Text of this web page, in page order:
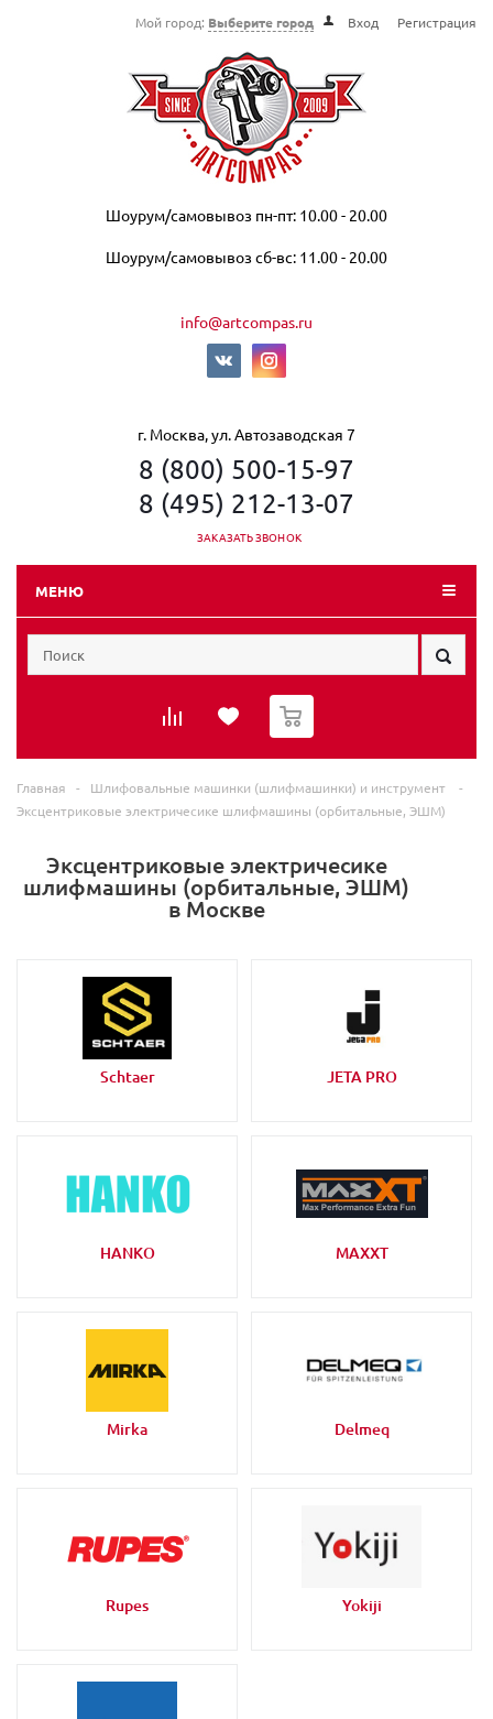
Мой город: Выберите город Вход Регистрация
Шоурум/самовывоз пн-пт: 10.00 - 20.00
Шоурум/самовывоз сб-вс: 11.00 - 20.00
info@artcompas.ru
г. Москва, ул. Автозаводская 7
8 (800) 500-15-97
8 (495) 212-13-07
ЗАКАЗАТЬ ЗВОНОК
МЕНЮ
0
Главная - Шлифовальные машинки (шлифмашинки) и инструмент
-
Эксцентриковые электричесике шлифмашины (орбитальные, ЭШМ)
Эксцентриковые электричесике
шлифмашины (орбитальные, ЭШМ)
в Москве
Schtaer JETA PRO
HANKO MAXXT
Mirka Delmeq
Rupes Yokiji